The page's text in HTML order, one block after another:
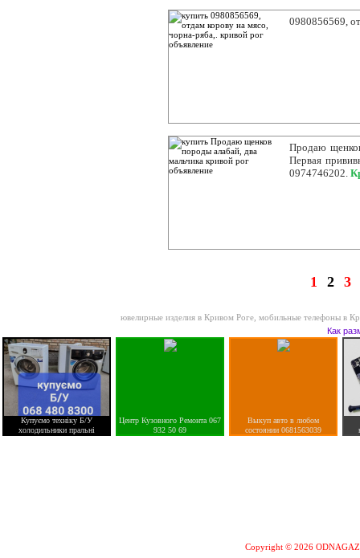
0980856569,
Продаю
Первая
0974746202.
1 2 3
ювелирные изделия в Кривом Роге ,мобильные телефоны в
Как
Купуємо техніку Б/У
холодильники пральні
Центр Кузовного Ремонта 067
932 50 69
Выкуп авто в любом
состоянии 0681563039
Copyright © 2026